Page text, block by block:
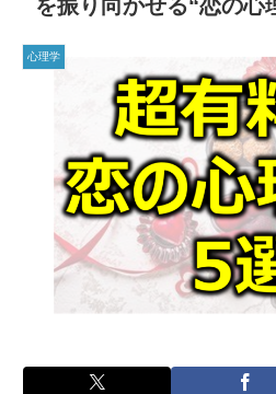
を振り向かせる“恋の心
心理学